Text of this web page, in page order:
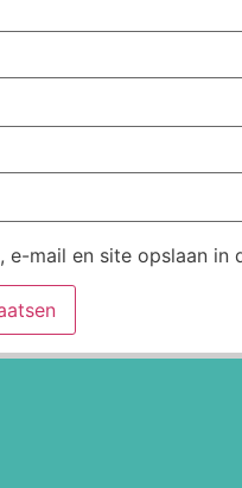
e-mail en site opslaan